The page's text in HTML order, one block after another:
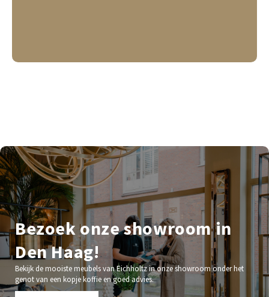
Bezoek onze showroom in
Den Haag!
Bekijk de mooiste meubels van Eichholtz in onze showroom onder het
genot van een kopje koffie en goed advies.